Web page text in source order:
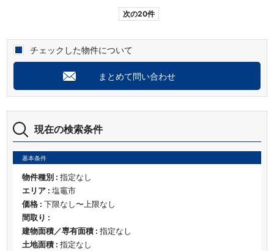
現在の検索条件
基本条件
物件種別 : 指定なし
エリア : 塩竈市
価格 : 下限なし〜上限なし
間取り :
建物面積／専有面積 : 指定なし
土地面積 : 指定なし
次の20件
チェックした物件について
まとめて問い合わせ